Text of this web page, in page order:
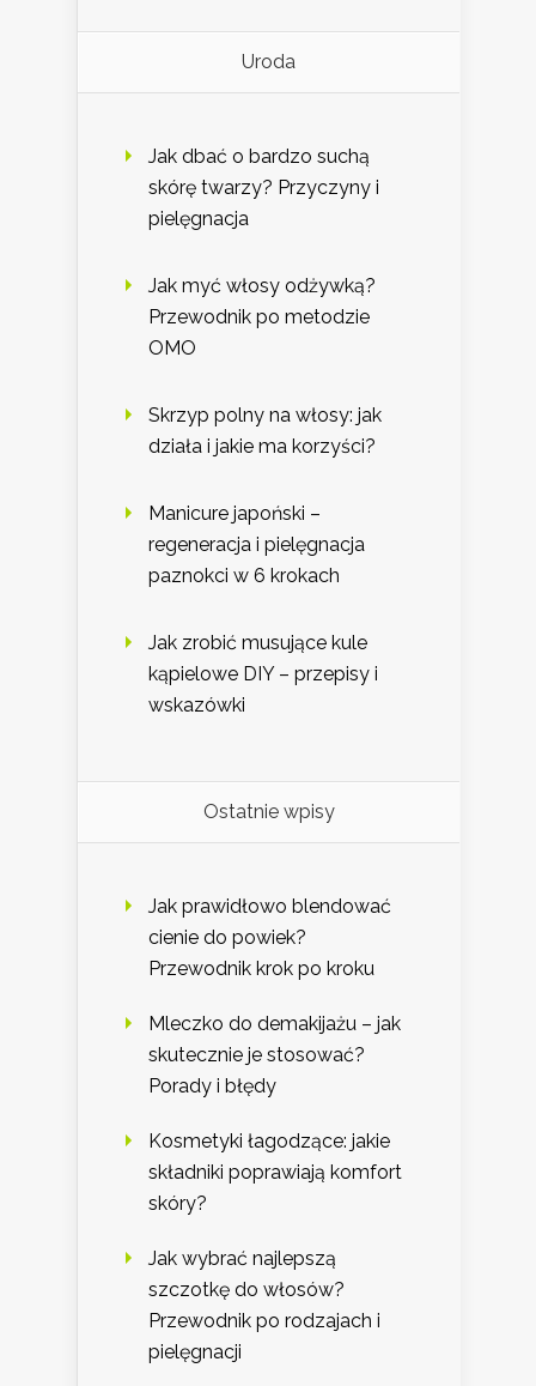
Uroda
Jak dbać o bardzo suchą
skórę twarzy? Przyczyny i
pielęgnacja
Jak myć włosy odżywką?
Przewodnik po metodzie
OMO
Skrzyp polny na włosy: jak
działa i jakie ma korzyści?
Manicure japoński –
regeneracja i pielęgnacja
paznokci w 6 krokach
Jak zrobić musujące kule
kąpielowe DIY – przepisy i
wskazówki
Ostatnie wpisy
Jak prawidłowo blendować
cienie do powiek?
Przewodnik krok po kroku
Mleczko do demakijażu – jak
skutecznie je stosować?
Porady i błędy
Kosmetyki łagodzące: jakie
składniki poprawiają komfort
skóry?
Jak wybrać najlepszą
szczotkę do włosów?
Przewodnik po rodzajach i
pielęgnacji